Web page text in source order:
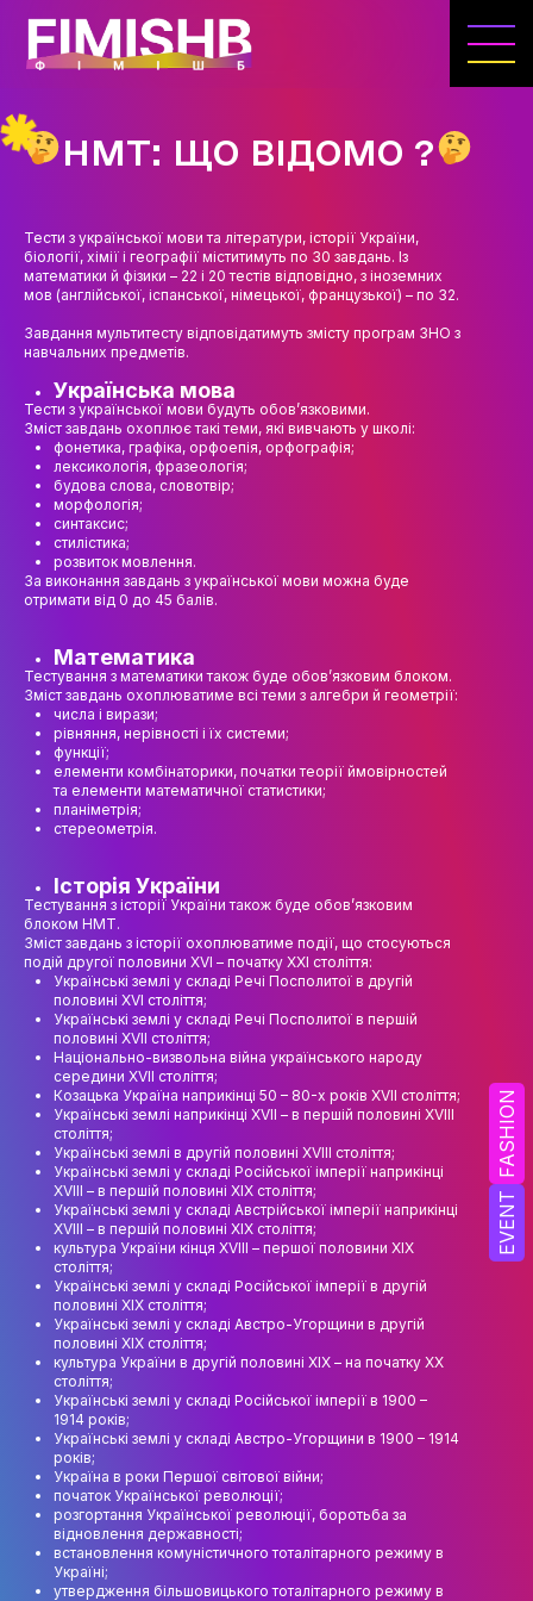
EVENT
FASHION
ГОЛОВНА
ІНДУСТРІЇ ДОЗВІЛЛЯ
МЕТА, ЗАВДАННЯ ТА ІСТОРІЯ КАФЕДРИ
ОСВІТНЯ ДІЯЛЬНІСТЬ
ПРАКТИКА
СИЛАБУСИ
НАУКА
НАПРЯМИ ДОСЛІДЖЕНЬ
НАУК.РОБОТА СТУДЕНТІВ
ВИДАВНИЧА ДІЯЛЬНІСТЬ
ПІДВИЩЕННЯ КВАЛІФІКАЦІЇ
ЯКІСТЬ ОСВІТИ
АКАДЕМІЧНА ДОБРОЧЕСНІСТЬ
АКАДЕМІЧНА МОБІЛЬНІСТЬ
СПІВПРАЦЯ
КАФЕДРА ФЕШН ТА ШОУ-БІЗНЕСУ
МЕТА, ЗАВДАННЯ ТА ІСТОРІЯ КАФЕДРИ
ВИКЛАДАЦЬКИЙ СКЛАД
ОСВІТНЯ ДІЯЛЬНІСТЬ
ОСВІТНІ ПРОГРАМИ
ПРАКТИКА
НАУКА
НАУК.РОБОТА СТУДЕНТІВ
ВИДАВНИЧА ДІЯЛЬНІСТЬ
КОНФЕРЕНЦІЇ, СЕМІНАРИ
ПІДВИЩЕННЯ КВАЛІФІКАЦІЇ
ЯКІСТЬ ОСВІТИ
АКАДЕМІЧНА ДОБРОЧЕСНІСТЬ
ЗДОБУВАЧІВ
СПІВПРАЦЯ
НМТ: ЩО ВІДОМО ?
Тести з української мови та літератури, історії України,
біології, хімії і географії міститимуть по 30 завдань. Із
математики й фізики – 22 і 20 тестів відповідно, з іноземних
мов (англійської, іспанської, німецької, французької) – по 32.
Завдання мультитесту відповідатимуть змісту програм ЗНО з
навчальних предметів.
Українська мова
Тести з української мови будуть обов’язковими.
Зміст завдань охоплює такі теми, які вивчають у школі:
фонетика, графіка, орфоепія, орфографія;
лексикологія, фразеологія;
будова слова, словотвір;
морфологія;
синтаксис;
стилістика;
розвиток мовлення.
За виконання завдань з української мови можна буде
отримати від 0 до 45 балів.
Математика
Тестування з математики також буде обов’язковим блоком.
Зміст завдань охоплюватиме всі теми з алгебри й геометрії:
числа і вирази;
рівняння, нерівності і їх системи;
функції;
елементи комбінаторики, початки теорії ймовірностей
та елементи математичної статистики;
планіметрія;
стереометрія.
Історія України
Тестування з історії України також буде обов’язковим
блоком НМТ.
Зміст завдань з історії охоплюватиме події, що стосуються
подій другої половини XVI – початку ХХІ століття:
Українські землі у складі Речі Посполитої в другій
половині XVI століття;
Українські землі у складі Речі Посполитої в першій
половині XVII століття;
Національно-визвольна війна українського народу
середини XVII століття;
Козацька Україна наприкінці 50 – 80-х років XVII століття;
Українські землі наприкінці XVII – в першій половині XVIII
століття;
Українські землі в другій половині XVIII століття;
Українські землі у складі Російської імперії наприкінці
XVIII – в першій половині XIX століття;
Українські землі у складі Австрійської імперії наприкінці
XVIII – в першій половині XIX століття;
культура України кінця XVIII – першої половини XIX
століття;
Українські землі у складі Російської імперії в другій
половині XIX століття;
Українські землі у складі Австро-Угорщини в другій
половині XIX століття;
культура України в другій половині XIX – на початку XX
століття;
Українські землі у складі Російської імперії в 1900 –
1914 років;
Українські землі у складі Австро-Угорщини в 1900 – 1914
років;
Україна в роки Першої світової війни;
початок Української революції;
розгортання Української революції, боротьба за
відновлення державності;
встановлення комуністичного тоталітарного режиму в
Україні;
утвердження більшовицького тоталітарного режиму в